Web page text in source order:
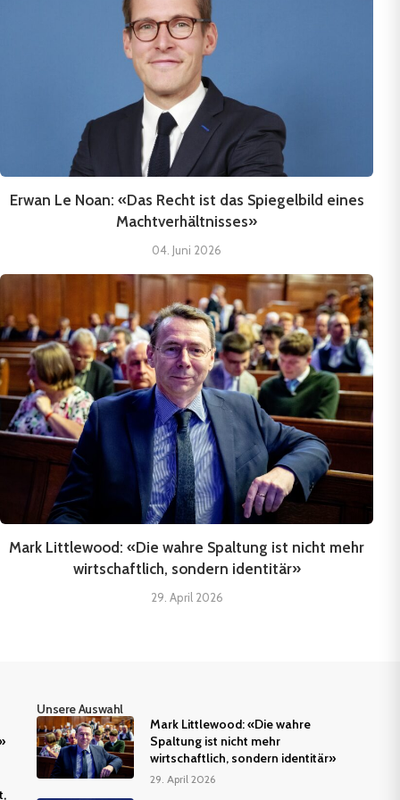
Erwan Le Noan: «Das Recht ist das Spiegelbild eines
Machtverhältnisses»
04. Juni 2026
Mark Littlewood: «Die wahre Spaltung ist nicht mehr
wirtschaftlich, sondern identitär»
29. April 2026
Unsere Auswahl
Mark Littlewood: «Die wahre
Spaltung ist nicht mehr
wirtschaftlich, sondern identitär»
29. April 2026